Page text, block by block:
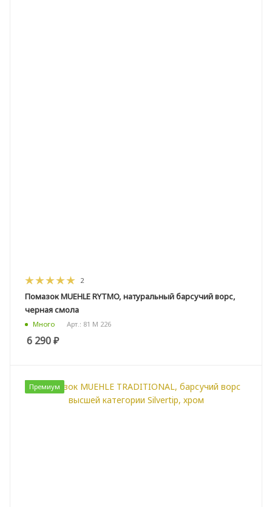
2
Помазок MUEHLE RYTMO, натуральный барсучий ворс,
черная смола
Много Арт.: 81 M 226
6 290₽
Премиум